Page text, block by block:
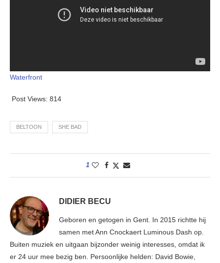
Waterfront
Post Views: 814
BELTOON SHE BAD
1
DIDIER BECU
Geboren en getogen in Gent. In 2015 richtte hij
samen met Ann Cnockaert Luminous Dash op.
Buiten muziek en uitgaan bijzonder weinig interesses, omdat ik
er 24 uur mee bezig ben. Persoonlijke helden: David Bowie,